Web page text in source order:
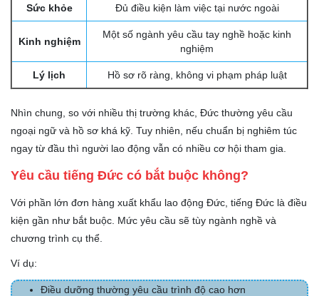
Sức khỏe Đủ điều kiện làm việc tại nước ngoài
Kinh nghiệm
Một số ngành yêu cầu tay nghề hoặc kinh
nghiệm
Lý lịch Hồ sơ rõ ràng, không vi phạm pháp luật
Nhìn chung, so với nhiều thị trường khác, Đức thường yêu cầu
ngoại ngữ và hồ sơ khá kỹ. Tuy nhiên, nếu chuẩn bị nghiêm túc
ngay từ đầu thì người lao động vẫn có nhiều cơ hội tham gia.
Yêu cầu tiếng Đức có bắt buộc không?
Với phần lớn đơn hàng xuất khẩu lao động Đức, tiếng Đức là điều
kiện gần như bắt buộc. Mức yêu cầu sẽ tùy ngành nghề và
chương trình cụ thể.
Ví dụ:
Điều dưỡng thường yêu cầu trình độ cao hơn